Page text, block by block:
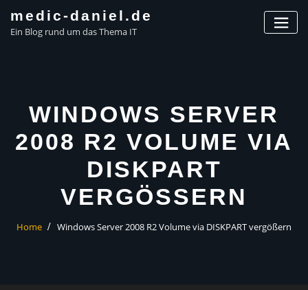
content
medic-daniel.de
Ein Blog rund um das Thema IT
WINDOWS SERVER
2008 R2 VOLUME VIA
DISKPART
VERGÖSSERN
Home Windows Server 2008 R2 Volume via DISKPART vergößern